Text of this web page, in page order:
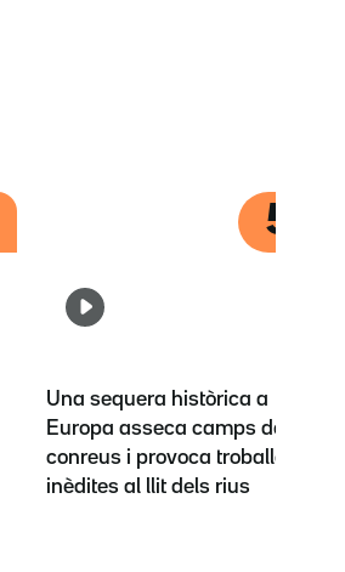
5
Una sequera històrica a
Europa asseca camps de
conreus i provoca troballes
inèdites al llit dels rius